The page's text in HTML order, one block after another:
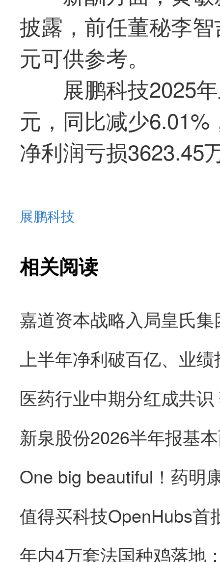
披露，前任董秘李
元可供参考。
展鹏科技2025
元，同比减少
净利润亏损3623.45
展鹏科技
相关阅读
医药行业中期分红成共